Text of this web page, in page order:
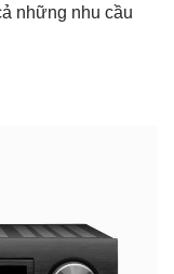
những nhu cầu